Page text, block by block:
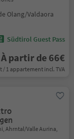
Olang/Valdaora
Südtirol Guest Pass
À partir de 66€
/ 1 appartement incl. TVA
Ahrntal/Valle Aurina,